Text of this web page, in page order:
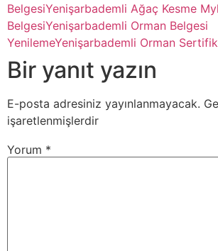
BelgesiYenişarbademli Ağaç Kesme
BelgesiYenişarbademli Orman Belgesi
YenilemeYenişarbademli Orman
Bir yanıt yazın
E-posta adresiniz yayınlanmayacak.
işaretlenmişlerdir
Yorum *